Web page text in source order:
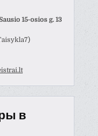
15-osios g. 13
в